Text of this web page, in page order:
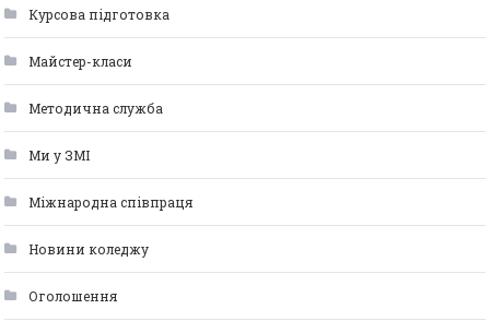
Курсова підготовка
Майстер-класи
Методична служба
Ми у ЗМІ
Міжнародна співпраця
Новини коледжу
Оголошення